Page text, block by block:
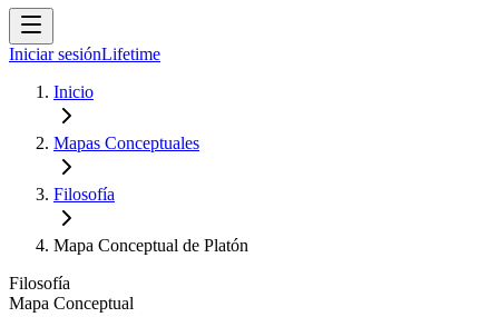
Iniciar sesiónLifetime
Inicio
Mapas Conceptuales
Filosofía
Mapa Conceptual de Platón
Filosofía
Mapa Conceptual